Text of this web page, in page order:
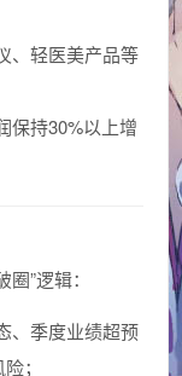
、轻医美产品等
保持30%以上增
”逻辑：
、季度业绩超预
；